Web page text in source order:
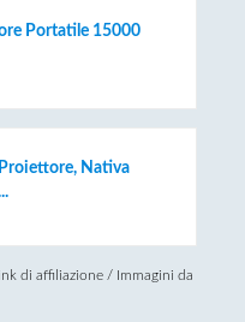
Portatile 15000
Nativa
di affiliazione / Immagini da